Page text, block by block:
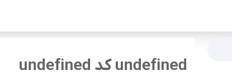
undefined کد undefined